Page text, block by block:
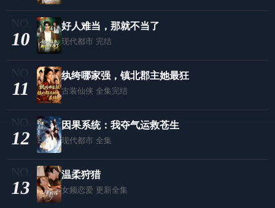
10
好人难当，那就不当了
现代都市 完结
11
纨绔哪家强，镇北郡主她最狂
古装仙侠 全集完结
12
因果系统：我夺气运救苍生
现代都市 全集
13
温柔狩猎
女频恋爱 更新全集